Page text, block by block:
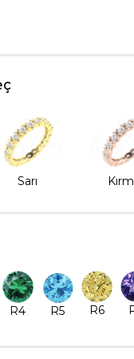
Sarı
R4 R5 R6